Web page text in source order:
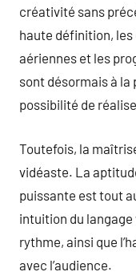
créativité sans
haute définition, les
aériennes et les
sont désormais à
possibilité de
Toutefois, la
vidéaste. La
puissante est tout
intuition du langage
rythme, ainsi que
avec l’audience.